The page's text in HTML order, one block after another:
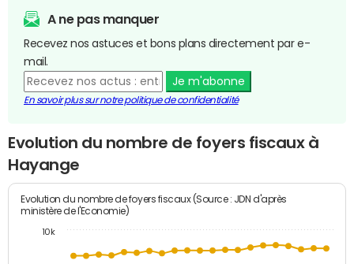
A ne pas manquer
Recevez nos astuces et bons plans directement par e-
mail.
Je m'abonne
En savoir plus sur notre politique de confidentialité
Evolution du nombre de foyers fiscaux à
Hayange
Evolution du nombre de foyers fiscaux (Source : JDN d'après
ministère de l'Economie)
10k